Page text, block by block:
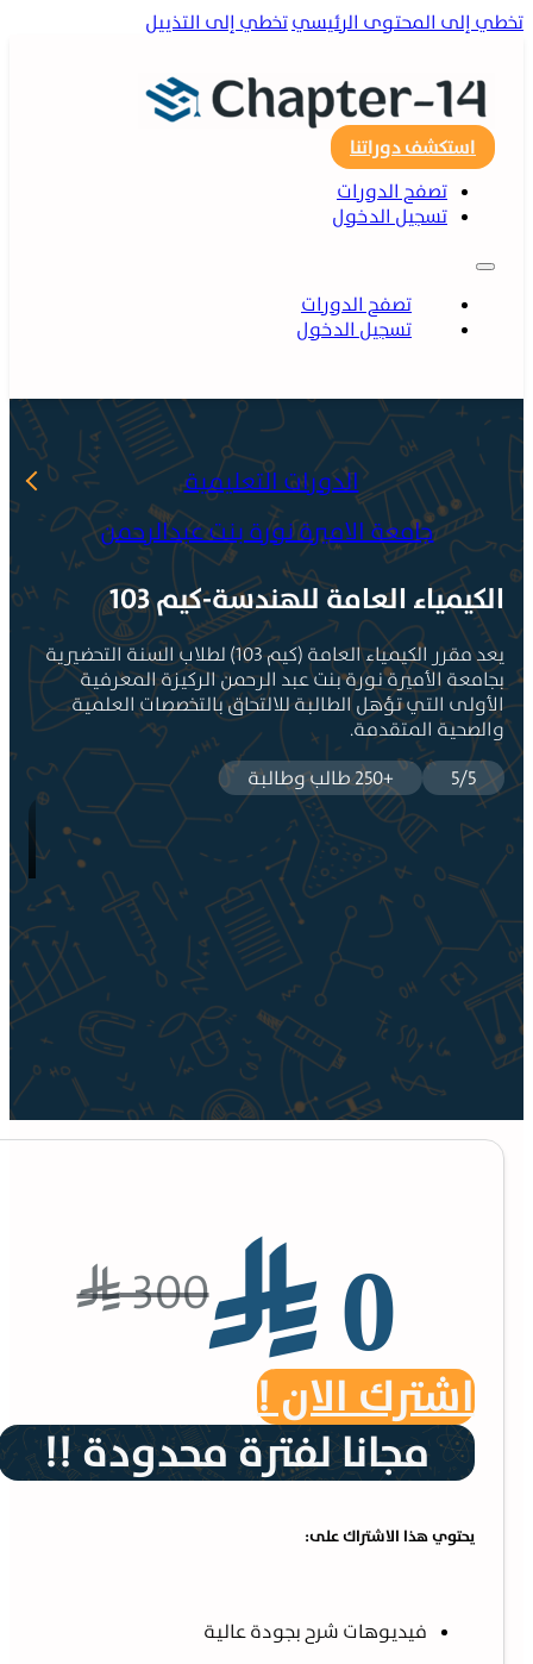
إلى المحتوى الرئيسيتخطي إلى التذييل
استكشف دوراتنا
تصفح الدورات
تسجيل الدخول
تصفح الدورات
تسجيل الدخول
الدورات التعليمية
جامعة الاميرة نورة بنت عبدالرحمن
العامة للهندسة-كيم 103
يعد مقرر الكيمياء العامة (كيم 103) لطلاب السنة التحضيرية
الأميرة نورة بنت عبد الرحمن الركيزة المعرفية
التي تؤهل الطالبة للالتحاق بالتخصصات العلمية
المتقدمة.
5/5
+250 طالب وطالبة
⃁300⃁ 0
اشترك الان !
مجانا لفترة محدودة !!
يحتوي هذا الاشتراك على:
فيديوهات شرح بجودة عالية